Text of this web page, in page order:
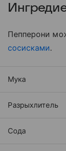
Пепперони
сосисками.
Мука
Разрыхлитель
Сода